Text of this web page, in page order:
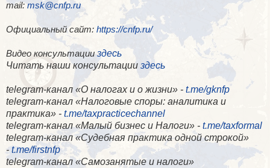
mail: msk@cnfp.ru
Официальный сайт: https://cnfp.ru/
Видео консультации здесь
Читать наши консультации здесь
telegram-канал «О налогах и о жизни» - t.me/gknfp
telegram-канал «Налоговые споры: аналитика и
практика» - t.me/taxpracticechannel
telegram-канал «Малый бизнес и Налоги» - t.me/taxformal
telegram-канал «​Судебная практика одной строкой»
- t.me/firstnfp
telegram-канал «​Самозанятые и налоги»